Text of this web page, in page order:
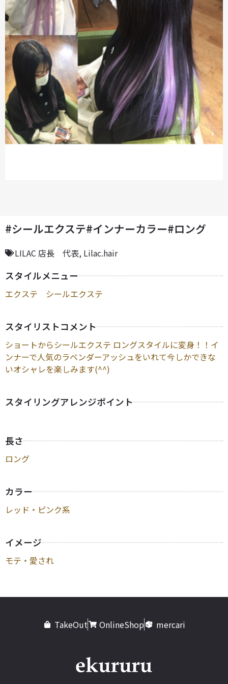
#シールエクステ#インナーカラー#ロング
LILAC 店長 代表, Lilac.hair
スタイルメニュー
エクステ シールエクステ
スタイリストコメント
ショートからシールエクステ ロングスタイルに変身！！イ
ンナーで人気のラベンダーアッシュをいれて今しかできな
いオシャレを楽しみます(^^)
スタイリングアレンジポイント
長さ
ロング
カラー
レッド・ピンク系
イメージ
モテ・愛され
TakeOut OnlineShop mercari